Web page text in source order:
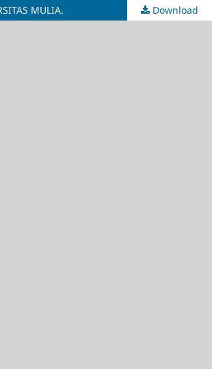
MULIA. Download